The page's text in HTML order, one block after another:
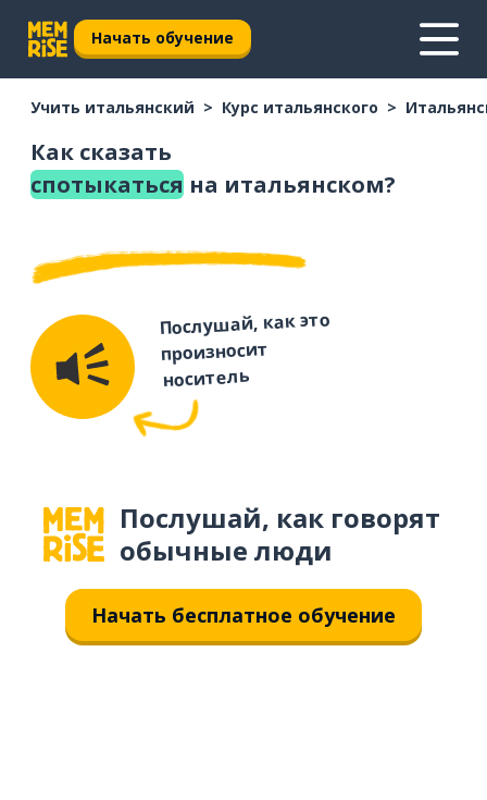
Начать обучение
Учить итальянский Курс итальянского
Как сказать
спотыкаться на итальянском?
Послушай, как это
произносит
носитель
Послушай, как говорят
обычные люди
Начать бесплатное обучение